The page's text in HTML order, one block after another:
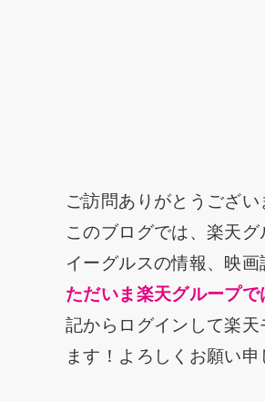
ご訪問ありがとうござい
このブログでは、楽天
イーグルスの情報、映画
ただいま楽天グループ
記からログインして楽
ます！よろしくお願い申